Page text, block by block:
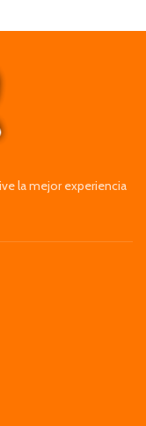
la mejor experiencia